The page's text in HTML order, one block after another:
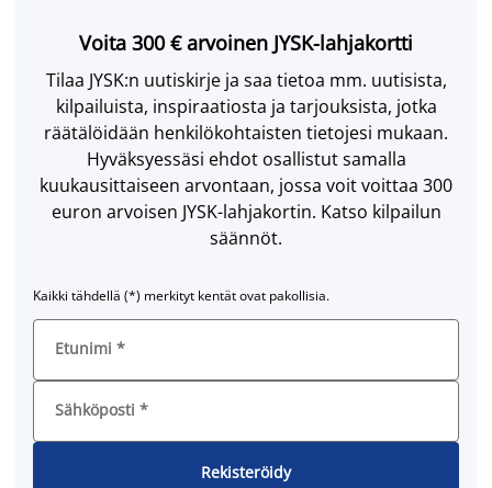
Voita 300 € arvoinen JYSK-lahjakortti
Tilaa JYSK:n uutiskirje ja saa tietoa mm. uutisista,
kilpailuista, inspiraatiosta ja tarjouksista, jotka
räätälöidään henkilökohtaisten tietojesi mukaan.
Hyväksyessäsi ehdot osallistut samalla
kuukausittaiseen arvontaan, jossa voit voittaa 300
euron arvoisen JYSK-lahjakortin. Katso kilpailun
säännöt.
Kaikki tähdellä (*) merkityt kentät ovat pakollisia.
Etunimi *
Sähköposti *
Rekisteröidy